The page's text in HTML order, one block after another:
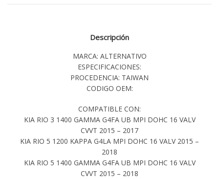
Descripción
MARCA: ALTERNATIVO
ESPECIFICACIONES:
PROCEDENCIA: TAIWAN
CODIGO OEM:
COMPATIBLE CON:
KIA RIO 3 1400 GAMMA G4FA UB MPI DOHC 16 VALV
CVVT 2015 – 2017
KIA RIO 5 1200 KAPPA G4LA MPI DOHC 16 VALV 2015 –
2018
KIA RIO 5 1400 GAMMA G4FA UB MPI DOHC 16 VALV
CVVT 2015 – 2018